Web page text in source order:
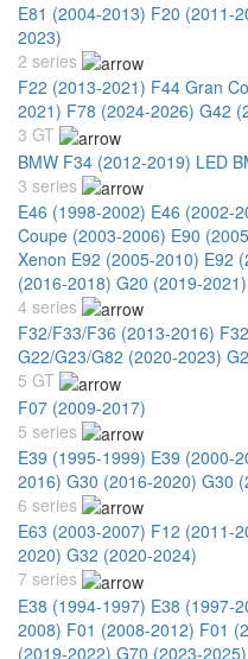
E81 (2004-2013) F20 (2011-
2023)
2 series
F22 (2013-2021) F44 Gran
2021) F78 (2024-2026) G42
3 GT
BMW F34 (2012-2019) LED
3 series
E46 (1998-2002) E46 (2002-
Coupe (2003-2006) E90
Xenon E92 (2005-2010) E92
(2016-2018) G20 (2019-2021)
4 series
F32/F33/F36 (2013-2016)
G22/G23/G82 (2020-2023)
5 GT
F07 (2009-2017)
5 series
E39 (1995-1999) E39 (2000-
2016) G30 (2016-2020) G30
6 series
E63 (2003-2007) F12 (2011-
2020) G32 (2020-2024)
7 series
E38 (1994-1997) E38 (1997-
2008) F01 (2008-2012) F01
(2019-2022) G70 (2023-2025)